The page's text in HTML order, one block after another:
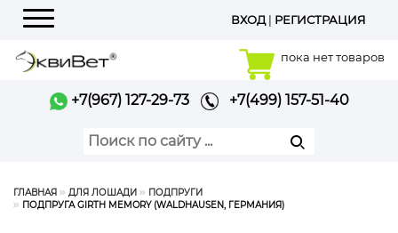
Меню
ВХОД| РЕГИСТРАЦИЯ
пока нет товаров
+7(967) 127-29-73 +7(499) 157-51-40
ГЛАВНАЯ ДЛЯ ЛОШАДИ
ПОДПРУГИ
ПОДПРУГА GIRTH MEMORY (WALDHAUSEN, ГЕРМАНИЯ)